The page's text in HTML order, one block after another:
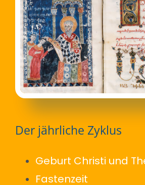
Der jährliche Zyklus
Geburt Christi und
Fastenzeit